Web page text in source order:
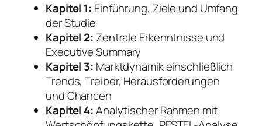
Kapitel 1: Einführung, Ziele und Umfang
der Studie
Kapitel 2: Zentrale Erkenntnisse und
Executive Summary
Kapitel 3: Marktdynamik einschließlich
Trends, Treiber, Herausforderungen
und Chancen
Kapitel 4:Analytischer Rahmen mit